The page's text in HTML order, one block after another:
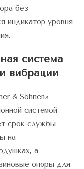
без
индикатор уровня
система
вибрации
& Söhnen»
системой,
срок службы
на
а
опоры для